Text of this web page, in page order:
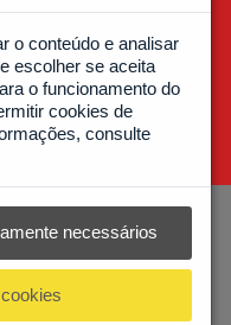
7000 - Limoeiro - CEP
Itoupava Central - CEP
- CEP 07021-000 -
o conteúdo e analisar
escolher se aceita
o funcionamento do
cookies de
consulte
necessários